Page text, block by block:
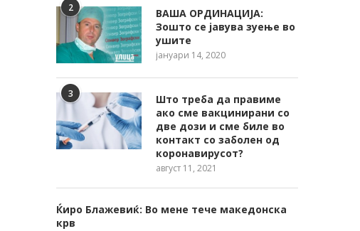
2
ВАША ОРДИНАЦИЈА:
Зошто се јавува зуење во
ушите
јануари 14, 2020
3
Што треба да правиме
ако сме вакцинирани со
две дози и сме биле во
контакт со заболен од
коронавирусот?
август 11, 2021
Ќиро Блажевиќ: Во мене тече македонска
крв